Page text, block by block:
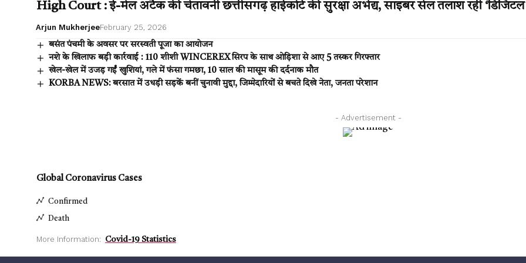
High Court : ई-मेल अटैक की चेतावनी छत्तीसगढ़ हाईकोर्ट की सुरक्षा अभेद्य, साइबर सेल तलाश रही ‘डिजिटल
Arjun MukherjeeFebruary 25, 2026
बसंत पंचमी के अवसर पर सरस्वती पूजा का आयोजन
नशे के खिलाफ बड़ी कार्रवाई : 110 शीशी WINCEREX सिरप के साथ ओड़िशा से आए 5 तस्कर गिरफ्तार
खेल-खेल में उजड़ गईं खुशियां, गले में फंसा गमछा, 10 साल की मासूम की दर्दनाक मौत
KORBA NEWS: बरसात में उधड़ी सड़कें बनीं चुनावी मुद्दा, जिम्मेदारियों से बचते दिखे नेता, जनता परेशान
- Advertisement -
Global Coronavirus Cases
Confirmed
Death
More Information: Covid-19 Statistics